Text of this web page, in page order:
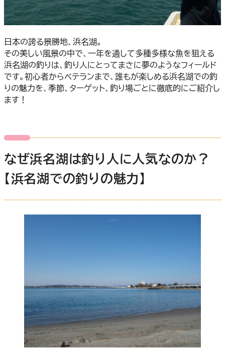
日本の誇る景勝地、浜名湖。
その美しい風景の中で、一年を通して多種多様な魚を狙える
浜名湖の釣りは、釣り人にとってまさに夢のようなフィールド
です。初心者からベテランまで、誰もが楽しめる浜名湖での釣
りの魅力を、季節、ターゲット、釣り場ごとに徹底的にご紹介し
ます！
なぜ浜名湖は釣り人に人気なのか？
【浜名湖での釣りの魅力】